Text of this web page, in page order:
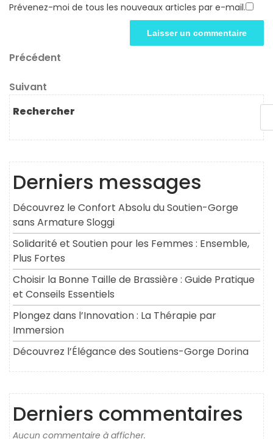
Prévenez-moi de tous les nouveaux articles par e-mail.
Navigation
de
l’article
Article
Précédent
Article
suivant
Suivant
Rechercher
Derniers messages
Découvrez le Confort Absolu du Soutien-Gorge
sans Armature Sloggi
Solidarité et Soutien pour les Femmes : Ensemble,
Plus Fortes
Choisir la Bonne Taille de Brassière : Guide Pratique
et Conseils Essentiels
Plongez dans l’Innovation : La Thérapie par
Immersion
Découvrez l’Élégance des Soutiens-Gorge Dorina
Derniers commentaires
Aucun commentaire à afficher.